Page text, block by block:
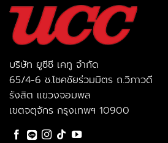
บริษัท ยูซีซี เคทู จำกัด
65/4-6 ช.โชคชัยร่วมมิตร ถ.วิภาวดี
รังสิต แขวงจอมพล
เขตจตุจักร กรุงเทพฯ 10900